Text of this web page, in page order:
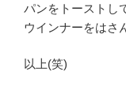
パンをトーストし
ウインナーをはさ
以上(笑)